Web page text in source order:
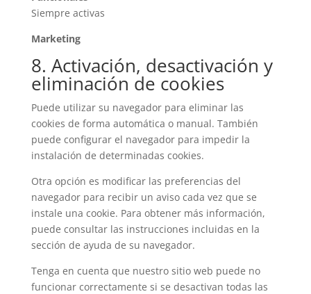
Siempre activas
Marketing
8. Activación, desactivación y
eliminación de cookies
Puede utilizar su navegador para eliminar las
cookies de forma automática o manual. También
puede configurar el navegador para impedir la
instalación de determinadas cookies.
Otra opción es modificar las preferencias del
navegador para recibir un aviso cada vez que se
instale una cookie. Para obtener más información,
puede consultar las instrucciones incluidas en la
sección de ayuda de su navegador.
Tenga en cuenta que nuestro sitio web puede no
funcionar correctamente si se desactivan todas las